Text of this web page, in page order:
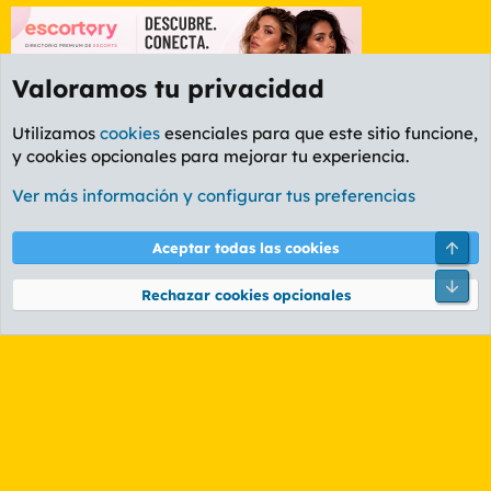
Foro General
Cookies
PL OLDSTYLE AMARILLO
Términos y reglas Política de privacidad Ayuda
Community platform by XenForo® © 2010-2026 XenForo Ltd.
Valoramos tu privacidad
Utilizamos cookies esenciales para que este sitio funcione,
y cookies opcionales para mejorar tu experiencia.
Ver más información y configurar tus preferencias
Aceptar todas las cookies
Rechazar cookies opcionales
Pie